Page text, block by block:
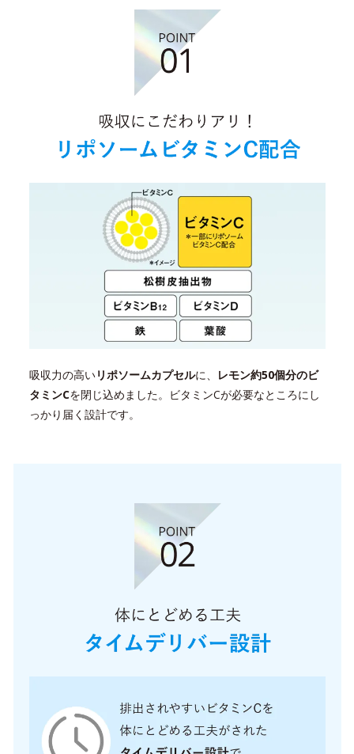
吸収力の高いリポソームカプセルに、
レモン約50個分のビ
タミンCを閉じ込めました。ビタミンCが必要なところにし
っかり届く設計です。